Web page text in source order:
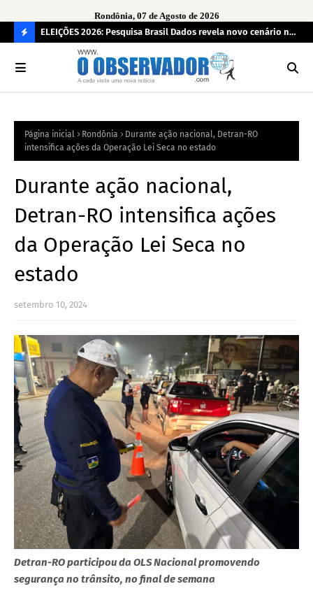
Rondônia, 07 de Agosto de 2026
O
R
mais
ELEIÇÕES 2026: Pesquisa Brasil Dados revela novo cenário na
disputa pelo Governo de Rondônia
Página inicial Rondônia
Durante ação nacional, Detran-RO
intensifica ações da Operação Lei Seca no estado
Durante ação nacional,
Detran-RO intensifica ações
da Operação Lei Seca no
estado
setembro 10, 2024
Detran-RO participou da OLS Nacional promovendo
segurança no trânsito, no final de semana